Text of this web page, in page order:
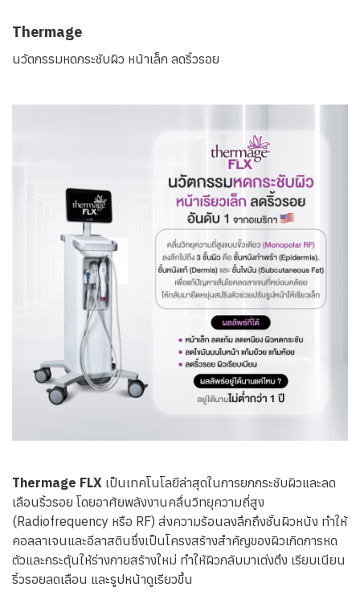
Thermage
นวัตกรรมหดกระชับผิว หน้าเล็ก ลดริ้วรอย
Thermage FLX เป็นเทคโนโลยีล่าสุดในการยกกระชับผิวและลด
เลือนริ้วรอย โดยอาศัยพลังงานคลื่นวิทยุความถี่สูง
(Radiofrequency หรือ RF) ส่งความร้อนลงลึกถึงชั้นผิวหนัง ทำให้
คอลลาเจนและอีลาสตินซึ่งเป็นโครงสร้างสำคัญของผิวเกิดการหด
ตัวและกระตุ้นให้ร่างกายสร้างใหม่ ทำให้ผิวกลับมาเต่งตึง เรียบเนียน
ริ้วรอยลดเลือน และรูปหน้าดูเรียวขึ้น